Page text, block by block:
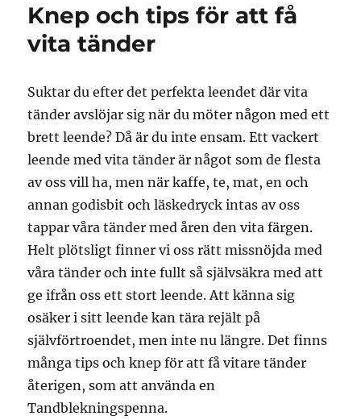
Knep och tips för att få
vita tänder
Suktar du efter det perfekta leendet där vita
tänder avslöjar sig när du möter någon med ett
brett leende? Då är du inte ensam. Ett vackert
leende med vita tänder är något som de flesta
av oss vill ha, men när kaffe, te, mat, en och
annan godisbit och läskedryck intas av oss
tappar våra tänder med åren den vita färgen.
Helt plötsligt finner vi oss rätt missnöjda med
våra tänder och inte fullt så självsäkra med att
ge ifrån oss ett stort leende. Att känna sig
osäker i sitt leende kan tära rejält på
självförtroendet, men inte nu längre. Det finns
många tips och knep för att få vitare tänder
återigen, som att använda en
Tandblekningspenna.